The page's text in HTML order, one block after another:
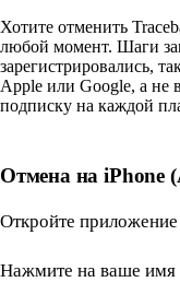
Хотите отменить
любой момент. Шаги
зарегистрировались,
Apple или Google, а не
подписку на каждой
Отмена на iPhone
Откройте
Нажмите на ваше имя